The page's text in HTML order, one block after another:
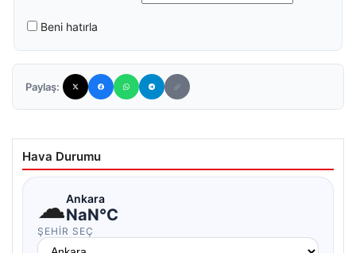
Beni hatırla
Paylaş:
Hava Durumu
☁Ankara
NaN°C
ŞEHIR SEÇ